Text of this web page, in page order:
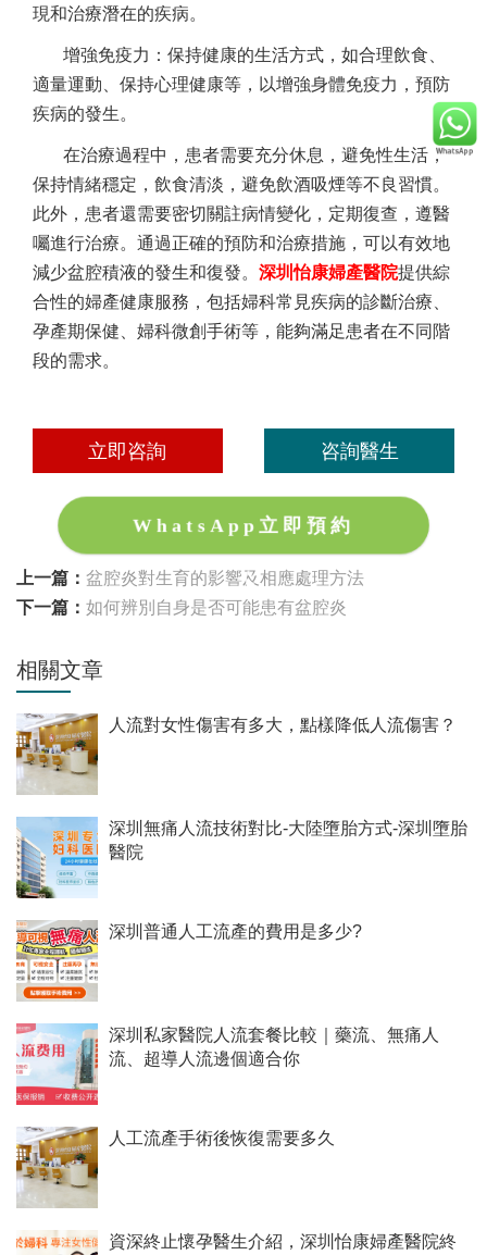
現和治療潛在的疾病。
增強免疫力：保持健康的生活方式，如合理飲食、
適量運動、保持心理健康等，以增強身體免疫力，預防
疾病的發生。
在治療過程中，患者需要充分休息，避免性生活，
保持情緒穩定，飲食清淡，避免飲酒吸煙等不良習慣。
此外，患者還需要密切關註病情變化，定期復查，遵醫
囑進行治療。通過正確的預防和治療措施，可以有效地
減少盆腔積液的發生和復發。 深圳怡康婦產醫院提供綜
合性的婦產健康服務，包括婦科常見疾病的診斷治療、
孕產期保健、婦科微創手術等，能夠滿足患者在不同階
段的需求。
立即咨詢 咨詢醫生
WhatsApp立即預約
上一篇： 盆腔炎對生育的影響及相應處理方法
下一篇： 如何辨別自身是否可能患有盆腔炎
相關文章
人流對女性傷害有多大，點樣降低人流傷害？
深圳無痛人流技術對比-大陸墮胎方式-深圳墮胎
醫院
深圳普通人工流產的費用是多少?
深圳私家醫院人流套餐比較｜藥流、無痛人
流、超導人流邊個適合你
人工流產手術後恢復需要多久
資深終止懷孕醫生介紹，深圳怡康婦產醫院終